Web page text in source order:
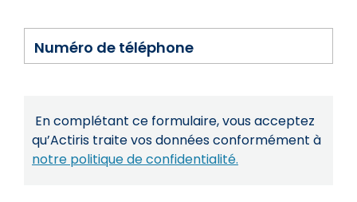
Numéro de téléphone
En complétant ce formulaire, vous acceptez
qu’Actiris traite vos données conformément à
notre politique de confidentialité.